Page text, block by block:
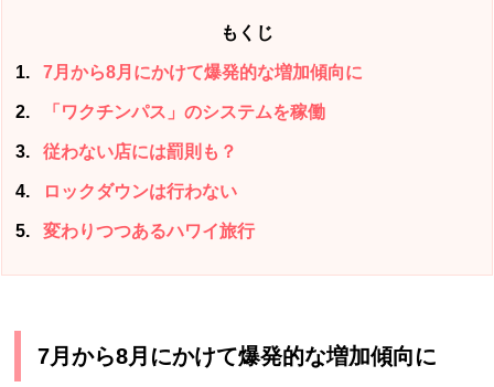
もくじ
1 7月から8月にかけて爆発的な増加傾向に
2 「ワクチンパス」のシステムを稼働
3 従わない店には罰則も？
4 ロックダウンは行わない
5 変わりつつあるハワイ旅行
7月から8月にかけて爆発的な増加傾向に